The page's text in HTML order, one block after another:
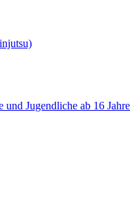
und Jugendliche ab 16